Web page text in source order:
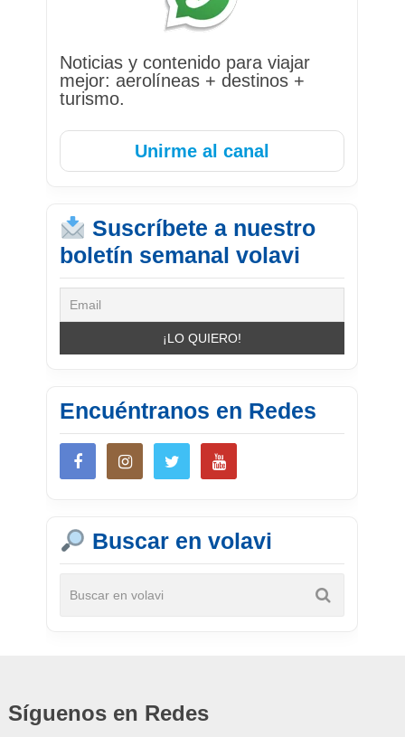
Noticias y contenido para viajar
mejor: aerolíneas + destinos +
turismo.
Unirme al canal
Suscríbete a nuestro
boletín semanal volavi
Encuéntranos en Redes
Buscar en volavi
Síguenos en Redes